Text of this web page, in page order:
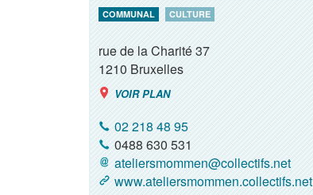
COMMUNAL CULTURE
rue de la Charité 37
1210Bruxelles
VOIR PLAN
02 218 48 95
0488 630 531
ateliersmommen@collectifs.net
www.ateliersmommen.collectifs.net